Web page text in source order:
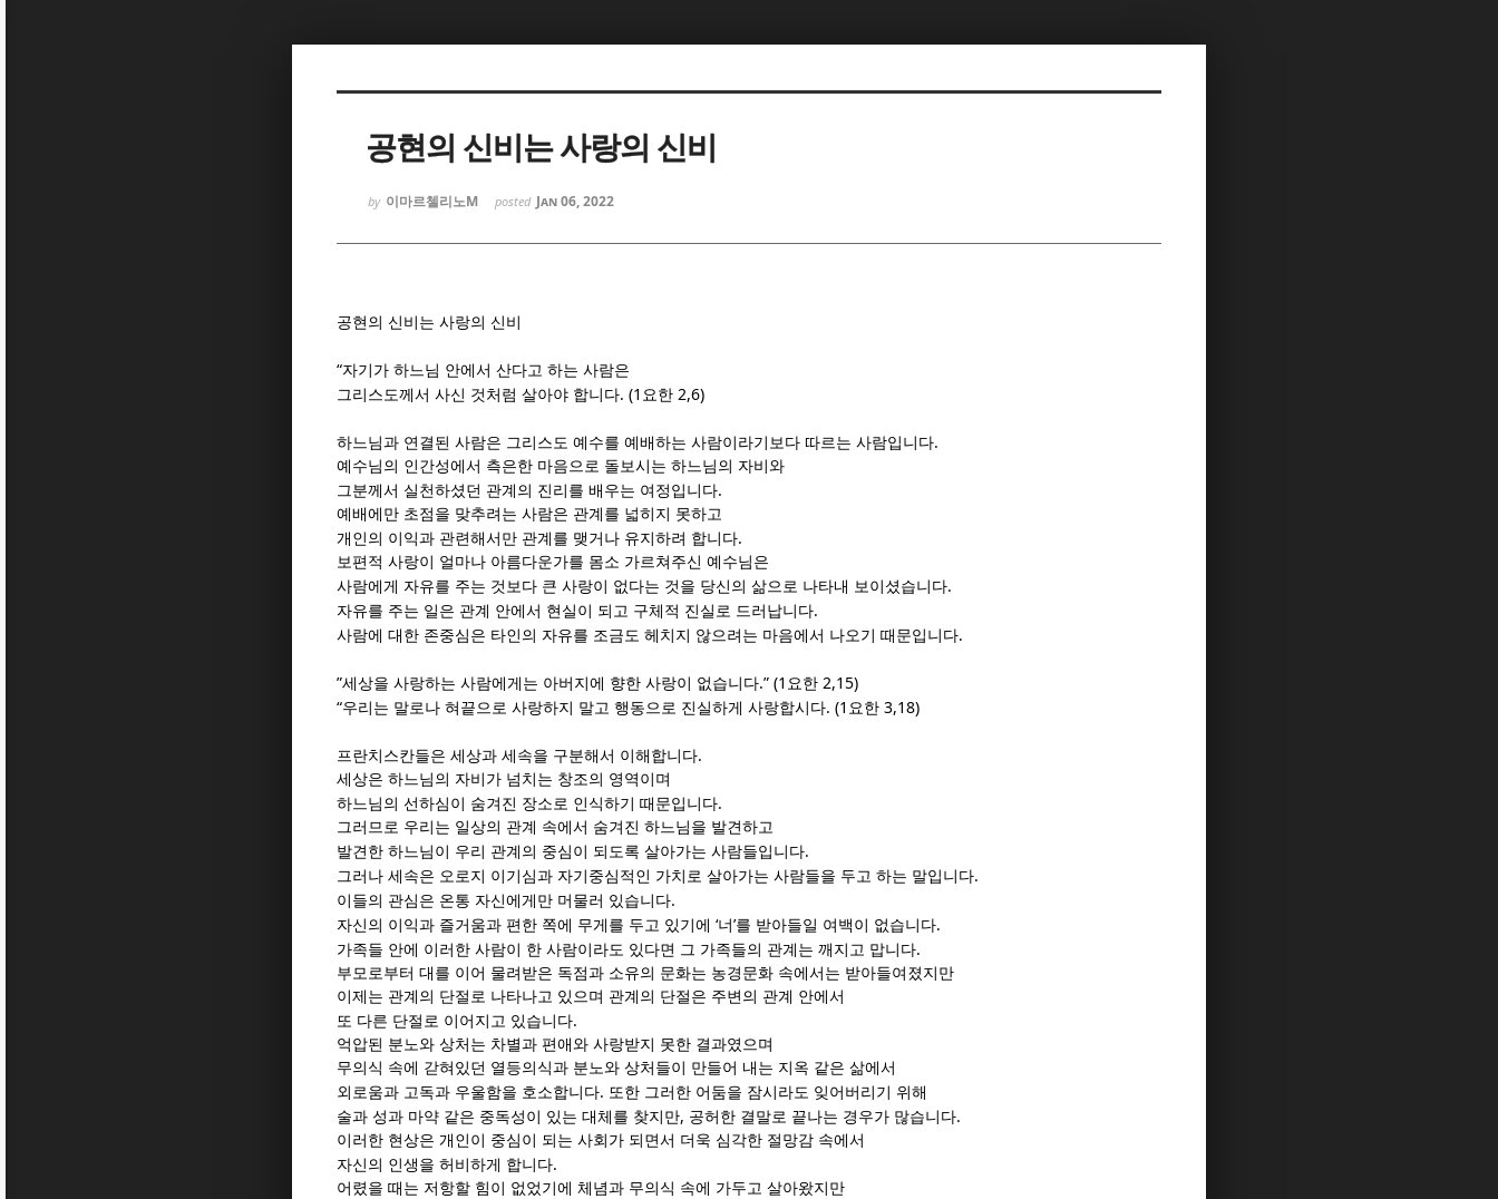
공현의 신비는 사랑의 신비
by 이마르첼리노M posted Jan 06, 2022
공현의 신비는 사랑의 신비
“자기가 하느님 안에서 산다고 하는 사람은
그리스도께서 사신 것처럼 살아야 합니다. (1 요한 2,6)
하느님과 연결된 사람은 그리스도 예수를 예배하는 사람이라기보다 따르는 사람입니다.
예수님의 인간성에서 측은한 마음으로 돌보시는 하느님의 자비와
그분께서 실천하셨던 관계의 진리를 배우는 여정입니다.
예배에만 초점을 맞추려는 사람은 관계를 넓히지 못하고
개인의 이익과 관련해서만 관계를 맺거나 유지하려 합니다.
보편적 사랑이 얼마나 아름다운가를 몸소 가르쳐주신 예수님은
사람에게 자유를 주는 것보다 큰 사랑이 없다는 것을 당신의 삶으로 나타내 보이셨습니다.
자유를 주는 일은 관계 안에서 현실이 되고 구체적 진실로 드러납니다.
사람에 대한 존중심은 타인의 자유를 조금도 헤치지 않으려는 마음에서 나오기 때문입니다.
”세상을 사랑하는 사람에게는 아버지에 향한 사랑이 없습니다.” (1 요한 2,15)
“우리는 말로나 혀끝으로 사랑하지 말고 행동으로 진실하게 사랑합시다. (1 요한 3,18)
프란치스칸들은 세상과 세속을 구분해서 이해합니다.
세상은 하느님의 자비가 넘치는 창조의 영역이며
하느님의 선하심이 숨겨진 장소로 인식하기 때문입니다.
그러므로 우리는 일상의 관계 속에서 숨겨진 하느님을 발견하고
발견한 하느님이 우리 관계의 중심이 되도록 살아가는 사람들입니다.
그러나 세속은 오로지 이기심과 자기중심적인 가치로 살아가는 사람들을 두고 하는 말입니다.
이들의 관심은 온통 자신에게만 머물러 있습니다.
자신의 이익과 즐거움과 편한 쪽에 무게를 두고 있기에 ‘너 ’를 받아들일 여백이 없습니다.
가족들 안에 이러한 사람이 한 사람이라도 있다면 그 가족들의 관계는 깨지고 맙니다.
부모로부터 대를 이어 물려받은 독점과 소유의 문화는 농경문화 속에서는 받아들여졌지만
이제는 관계의 단절로 나타나고 있으며 관계의 단절은 주변의 관계 안에서
또 다른 단절로 이어지고 있습니다.
억압된 분노와 상처는 차별과 편애와 사랑받지 못한 결과였으며
무의식 속에 갇혀있던 열등의식과 분노와 상처들이 만들어 내는 지옥 같은 삶에서
외로움과 고독과 우울함을 호소합니다. 또한 그러한 어둠을 잠시라도 잊어버리기 위해
술과 성과 마약 같은 중독성이 있는 대체를 찾지만, 공허한 결말로 끝나는 경우가 많습니다.
이러한 현상은 개인이 중심이 되는 사회가 되면서 더욱 심각한 절망감 속에서
자신의 인생을 허비하게 합니다.
어렸을 때는 저항할 힘이 없었기에 체념과 무의식 속에 가두고 살아왔지만
Sketchbook5, 스케치북5
Sketchbook5, 스케치북5